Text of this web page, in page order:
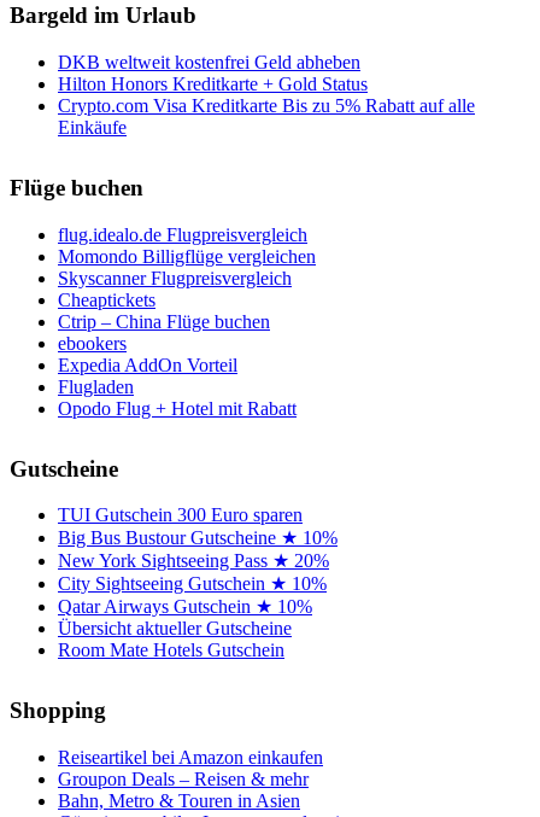
Bargeld im Urlaub
DKB weltweit kostenfrei Geld abheben
Hilton Honors Kreditkarte + Gold Status
Crypto.com Visa Kreditkarte Bis zu 5% Rabatt auf alle
Einkäufe
Flüge buchen
flug.idealo.de Flugpreisvergleich
Momondo Billigflüge vergleichen
Skyscanner Flugpreisvergleich
Cheaptickets
Ctrip – China Flüge buchen
ebookers
Expedia AddOn Vorteil
Flugladen
Opodo Flug + Hotel mit Rabatt
Gutscheine
TUI Gutschein 300 Euro sparen
Big Bus Bustour Gutscheine ★ 10%
New York Sightseeing Pass ★ 20%
City Sightseeing Gutschein ★ 10%
Qatar Airways Gutschein ★ 10%
Übersicht aktueller Gutscheine
Room Mate Hotels Gutschein
Shopping
Reiseartikel bei Amazon einkaufen
Groupon Deals – Reisen & mehr
Bahn, Metro & Touren in Asien